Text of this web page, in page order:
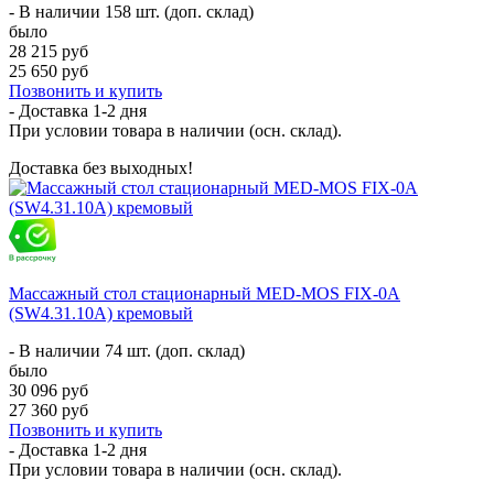
- В наличии 158 шт. (доп. склад)
было
28 215 руб
25 650 руб
Позвонить и купить
- Доставка 1-2 дня
При условии товара в наличии (осн. склад).
Доставка без выходных!
Массажный стол стационарный MED-MOS FIX-0A
(SW4.31.10A) кремовый
- В наличии 74 шт. (доп. склад)
было
30 096 руб
27 360 руб
Позвонить и купить
- Доставка 1-2 дня
При условии товара в наличии (осн. склад).